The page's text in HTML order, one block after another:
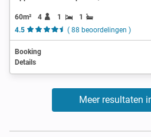
60m² 4 1
1
4.5
( 88 beoordelingen )
Booking
Details
Meer resultaten